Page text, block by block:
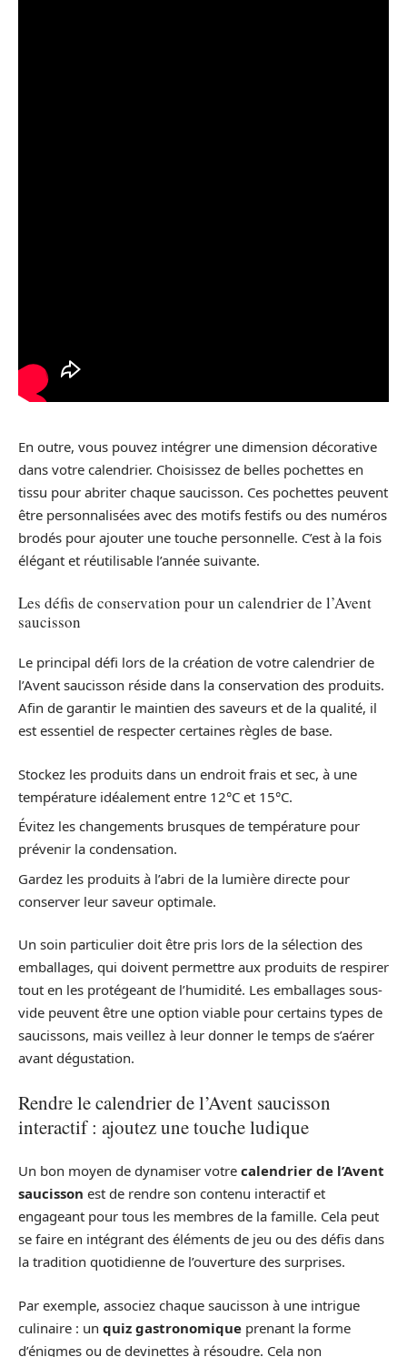
En outre, vous pouvez intégrer une dimension décorative
dans votre calendrier. Choisissez de belles pochettes en
tissu pour abriter chaque saucisson. Ces pochettes peuvent
être personnalisées avec des motifs festifs ou des numéros
brodés pour ajouter une touche personnelle. C’est à la fois
élégant et réutilisable l’année suivante.
Les défis de conservation pour un calendrier de l’Avent
saucisson
Le principal défi lors de la création de votre calendrier de
l’Avent saucisson réside dans la conservation des produits.
Afin de garantir le maintien des saveurs et de la qualité, il
est essentiel de respecter certaines règles de base.
Stockez les produits dans un endroit frais et sec, à une
température idéalement entre 12°C et 15°C.
Évitez les changements brusques de température pour
prévenir la condensation.
Gardez les produits à l’abri de la lumière directe pour
conserver leur saveur optimale.
Un soin particulier doit être pris lors de la sélection des
emballages, qui doivent permettre aux produits de respirer
tout en les protégeant de l’humidité. Les emballages sous-
vide peuvent être une option viable pour certains types de
saucissons, mais veillez à leur donner le temps de s’aérer
avant dégustation.
Rendre le calendrier de l’Avent saucisson
interactif : ajoutez une touche ludique
Un bon moyen de dynamiser votre calendrier de l’Avent
saucisson est de rendre son contenu interactif et
engageant pour tous les membres de la famille. Cela peut
se faire en intégrant des éléments de jeu ou des défis dans
la tradition quotidienne de l’ouverture des surprises.
Par exemple, associez chaque saucisson à une intrigue
culinaire : un quiz gastronomique prenant la forme
d’énigmes ou de devinettes à résoudre. Cela non